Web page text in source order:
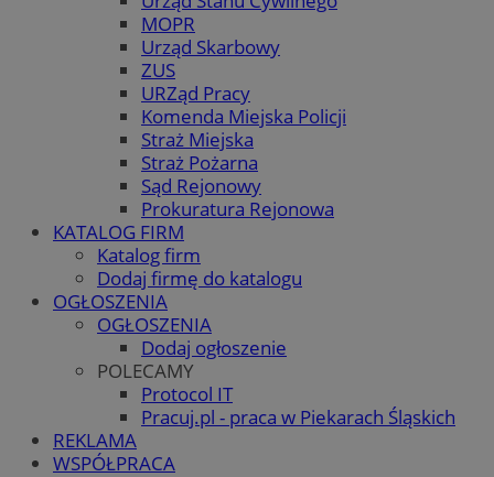
MOPR
Urząd Skarbowy
ZUS
URZąd Pracy
Komenda Miejska Policji
Straż Miejska
Straż Pożarna
Sąd Rejonowy
Prokuratura Rejonowa
KATALOG FIRM
Katalog firm
Dodaj firmę do katalogu
OGŁOSZENIA
OGŁOSZENIA
Dodaj ogłoszenie
POLECAMY
Protocol IT
Pracuj.pl - praca w Piekarach Śląskich
REKLAMA
WSPÓŁPRACA